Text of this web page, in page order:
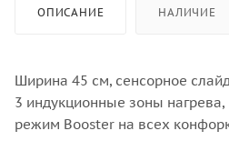
ОПИСАНИЕ НАЛИЧИЕ
Ширина 45 см, сенсорное
3 индукционные зоны нагрева,
режим Booster на всех